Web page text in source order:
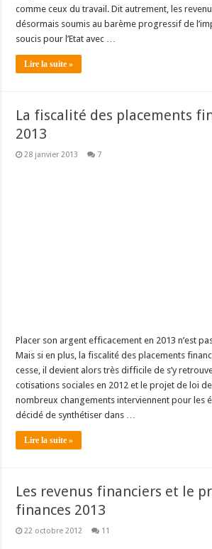
comme ceux du travail. Dit autrement, les
désormais soumis au barème progressif de
soucis pour l’Etat avec …
Lire la suite »
La fiscalité des placements
2013
28 janvier 2013 7
Placer son argent efficacement en 2013 n’est
Mais si en plus, la fiscalité des placements
cesse, il devient alors très difficile de s’y
cotisations sociales en 2012 et le projet de loi
nombreux changements interviennent pour les
décidé de synthétiser dans …
Lire la suite »
Les revenus financiers et le
finances 2013
22 octobre 2012 11